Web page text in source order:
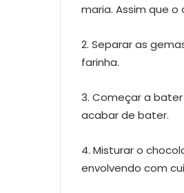
maria. Assim que
2. Separar as
farinha.
3. Começar a
acabar de bater.
4. Misturar o
envolvendo com